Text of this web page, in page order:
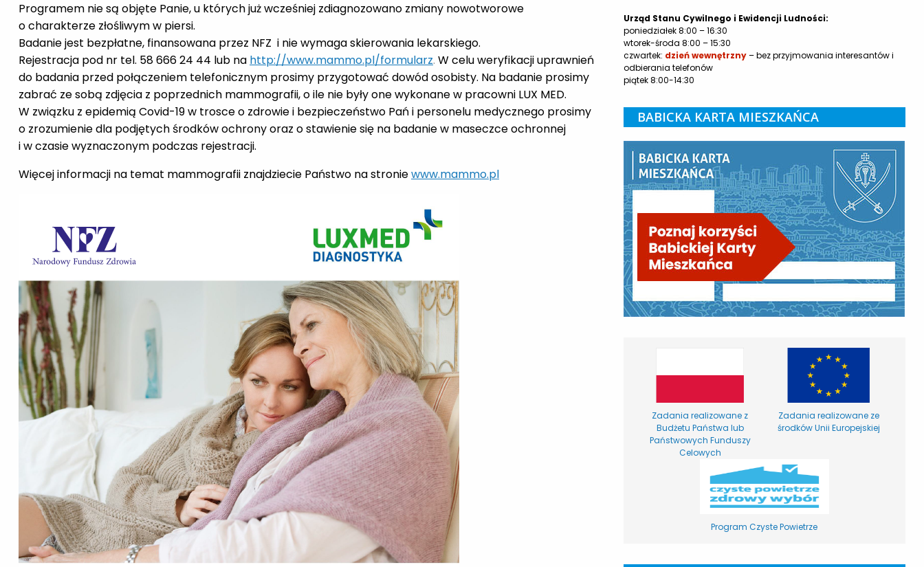
Programem nie są objęte Panie, u których już wcześniej zdiagnozowano zmiany nowotworowe
o charakterze złośliwym w piersi.
Badanie jest bezpłatne, finansowana przez NFZ i nie wymaga skierowania lekarskiego.
Rejestracja pod nr tel. 58 666 24 44 lub na http://www.mammo.pl/formularz. W celu weryfikacji uprawnień
do badania przed połączeniem telefonicznym prosimy przygotować dowód osobisty. Na badanie prosimy
zabrać ze sobą zdjęcia z poprzednich mammografii, o ile nie były one wykonane w pracowni LUX MED.
W związku z epidemią Covid-19 w trosce o zdrowie i bezpieczeństwo Pań i personelu medycznego prosimy
o zrozumienie dla podjętych środków ochrony oraz o stawienie się na badanie w maseczce ochronnej
i w czasie wyznaczonym podczas rejestracji.
Więcej informacji na temat mammografii znajdziecie Państwo na stroniewww.mammo.pl
Urząd Stanu Cywilnego i Ewidencji Ludności:
poniedziałek 8:00 – 16:30
wtorek-środa 8:00 – 15:30
czwartek: dzień wewnętrzny– bez przyjmowania interesantów i
odbierania telefonów
piątek 8:00-14:30
BABICKA KARTA MIESZKAŃCA
Zadania realizowane z
Budżetu Państwa lub
Państwowych Funduszy
Celowych
Zadania realizowane ze
środków Unii Europejskiej
Program Czyste Powietrze